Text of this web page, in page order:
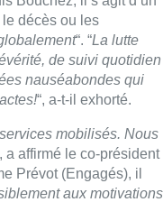
décès ou les
“. “La lutte
de suivi quotidien
nauséabondes qui
“, a-t-il exhorté.
mobilisés. Nous
a affirmé le co-président
Prévot (Engagés), il
aux motivations